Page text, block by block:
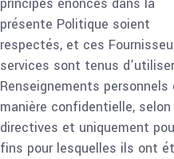
principes énoncés dans la
présente Politique soient
respectés, et ces
services sont tenus
Renseignements personnels
manière confidentielle, selon
directives et uniquement
fins pour lesquelles ils ont